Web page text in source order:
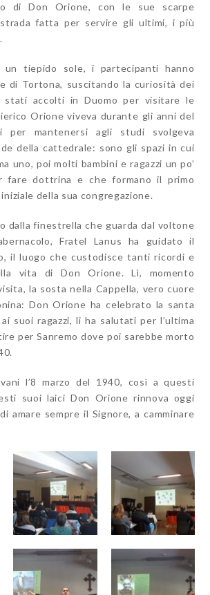
di Don Orione, con le sue scarpe
strada fatta per servire gli ultimi, i più
tiepido sole, i partecipanti hanno
di Tortona, suscitando la curiosità dei
stati accolti in Duomo per visitare le
Orione viveva durante gli anni del
per mantenersi agli studi svolgeva
della cattedrale: sono gli spazi in cui
uno, poi molti bambini e ragazzi un po’
fare dottrina e che formano il primo
della sua congregazione.
dalla finestrella che guarda dal voltone
Fratel Lanus ha guidato il
il luogo che custodisce tanti ricordi e
vita di Don Orione. Lì, momento
la sosta nella Cappella, vero cuore
Don Orione ha celebrato la santa
suoi ragazzi, li ha salutati per l’ultima
per Sanremo dove poi sarebbe morto
l’8 marzo del 1940, così a questi
suoi laici Don Orione rinnova oggi
amare sempre il Signore, a camminare